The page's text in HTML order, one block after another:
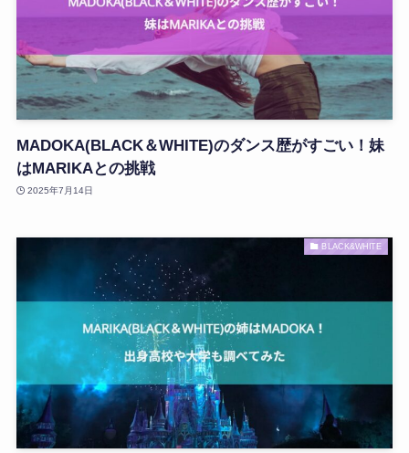
MADOKA(BLACK＆WHITE)のダンス歴がすごい！妹
はMARIKAとの挑戦
2025年7月14日
BLACK&WHITE